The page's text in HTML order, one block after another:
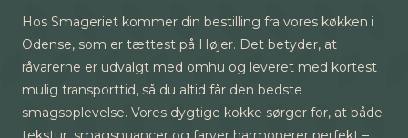
Hos Smageriet kommer din bestilling fra vores køkken i
Odense, som er tættest på Højer. Det betyder, at
råvarerne er udvalgt med omhu og leveret med kortest
mulig transporttid, så du altid får den bedste
smagsoplevelse. Vores dygtige kokke sørger for, at både